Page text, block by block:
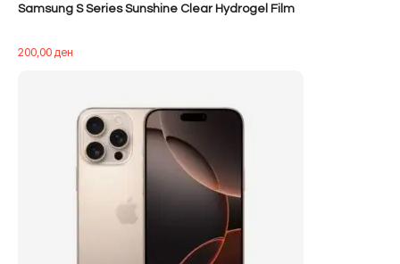
Samsung S Series Sunshine Clear Hydrogel Film
200,00ден